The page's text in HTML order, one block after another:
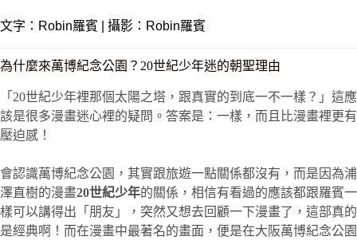
文字： Robin羅賓 | 攝影：Robin羅賓
為什麼來萬博紀念公園？20世紀少年迷的朝聖理由
「20世紀少年裡那個太陽之塔，跟真實的到底一不一樣？」這應
該是很多漫畫迷心裡的疑問。答案是：一樣，而且比漫畫裡更有
壓迫感！
會認識萬博紀念公園，其實跟旅遊一點關係都沒有，而是因為浦
澤直樹的漫畫20世紀少年的關係，相信有看過的應該都跟羅賓一
樣可以講得出「朋友」，突然又想去回顧一下漫畫了，這部真的
是經典啊！而在漫畫中最著名的畫面，便是在大阪萬博紀念公園